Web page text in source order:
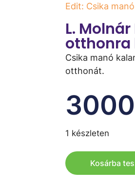
Edit: Csika
L.
otthonra
Csika manó
otthonát.
3000
1 készleten
Kosárba